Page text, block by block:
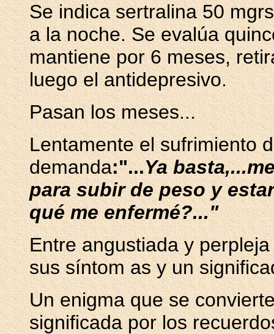
Se indica sertralina 50
a la noche. Se evalúa
mantiene por 6 meses,
luego el antidepresivo.
Pasan los meses...
Lentamente el sufrimiento
demanda:"...Ya
para subir de peso y
qué me enfermé?..."
Entre angustiada y
sus síntom as y un
Un enigma que se
significada por los